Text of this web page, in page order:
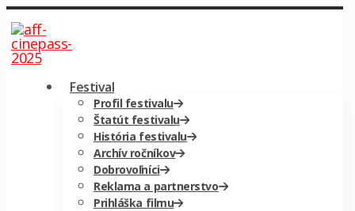
Festival
Profil festivalu
Štatút festivalu
História festivalu
Archív ročníkov
Dobrovoľníci
Reklama a partnerstvo
Prihláška filmu